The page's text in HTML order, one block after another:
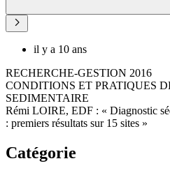
il y a 10 ans
RECHERCHE-GESTION 2016
CONDITIONS ET PRATIQUES
SEDIMENTAIRE
Rémi LOIRE, EDF : « Diagnostic
: premiers résultats sur 15 sites »
Catégorie